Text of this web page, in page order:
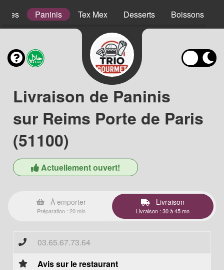
Paninis Tex Mex Desserts Boissons
Livraison de Paninis
sur Reims Porte de Paris
(51100)
Actuellement ouvert!
À emporter
Préparation : 20 min
Livraison
Livraison : 30 à 45 mn
03.65.67.73.64
Avis sur le restaurant